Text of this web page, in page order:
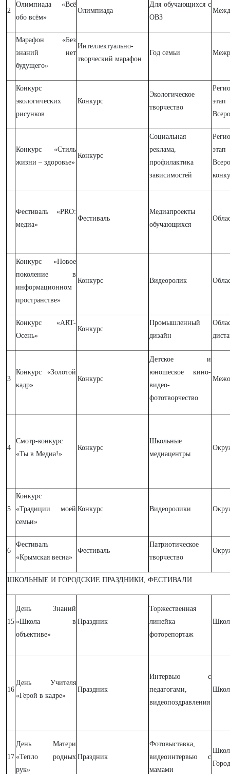
2
Олимпиада «Всё
обо всём»
Олимпиада
Для обучающихся с
ОВЗ
Марафон «Без
знаний нет
будущего»
Интеллектуально-
творческий марафон
Год семьи
Конкурс
экологических
рисунков
Конкурс
Экологическое
творчество
этап
Конкурс «Стиль
жизни – здоровье»
Конкурс
Социальная
реклама,
профилактика
зависимостей
этап
Фестиваль «PRO:
медиа»
Фестиваль
Медиапроекты
обучающихся
Конкурс «Новое
поколение в
информационном
пространстве»
Конкурс Видеоролик
Конкурс «ART-
Осень»
Конкурс
Промышленный
дизайн
3
Конкурс «Золотой
кадр»
Конкурс
Детское и
юношеское кино-
видео-
фототворчество
4
Смотр-конкурс
«Ты в Медиа!»
Конкурс
Школьные
медиацентры
5
Конкурс
«Традиции моей
семьи»
Конкурс Видеоролики
6
Фестиваль
«Крымская весна»
Фестиваль
Патриотическое
творчество
ШКОЛЬНЫЕ И ГОРОДСКИЕ ПРАЗДНИКИ, ФЕСТИВАЛИ
15
День Знаний
«Школа в
объективе»
Праздник
Торжественная
линейка
фоторепортаж
16
День Учителя
«Герой в кадре»
Праздник
Интервью с
педагогами,
видеопоздравления
17
День Матери
«Тепло родных
рук»
Праздник
Фотовыставка,
видеоинтервью с
мамами